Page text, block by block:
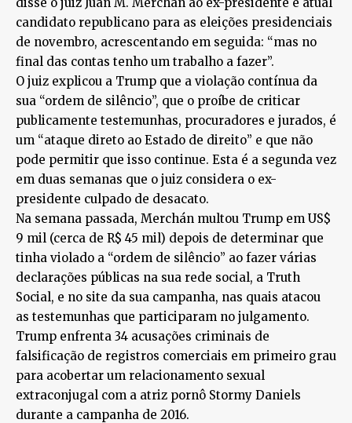
candidato republicano para as eleições presidenciais
de novembro, acrescentando em seguida: “mas no
final das contas tenho um trabalho a fazer”.
O juiz explicou a Trump que a violação contínua da
sua “ordem de silêncio”, que o proíbe de criticar
publicamente testemunhas, procuradores e jurados, é
um “ataque direto ao Estado de direito” e que não
pode permitir que isso continue. Esta é a segunda vez
em duas semanas que o juiz considera o ex-
presidente culpado de desacato.
Na semana passada, Merchán multou Trump em US$
9 mil (cerca de R$ 45 mil) depois de determinar que
tinha violado a “ordem de silêncio” ao fazer várias
declarações públicas na sua rede social, a Truth
Social, e no site da sua campanha, nas quais atacou
as testemunhas que participaram no julgamento.
Trump enfrenta 34 acusações criminais de
falsificação de registros comerciais em primeiro grau
para acobertar um relacionamento sexual
extraconjugal com a atriz pornô Stormy Daniels
durante a campanha de 2016.